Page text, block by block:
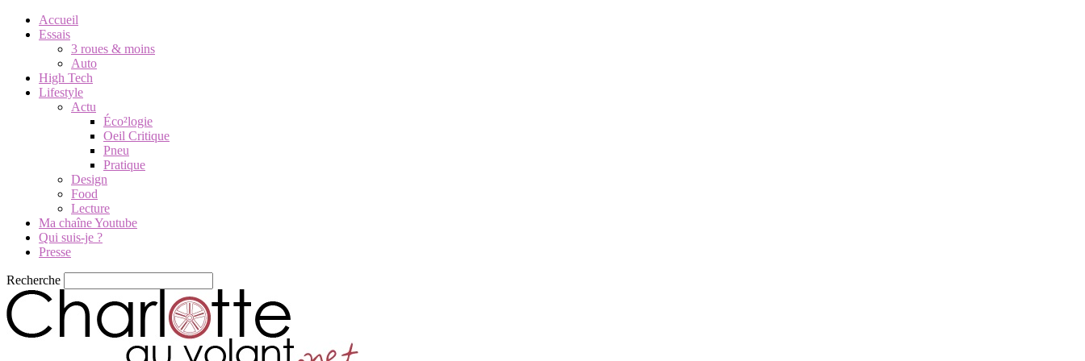
Accueil
Essais
3 roues & moins
Auto
High Tech
Lifestyle
Actu
Éco²logie
Oeil Critique
Pneu
Pratique
Design
Food
Lecture
Ma chaîne Youtube
Qui suis-je ?
Presse
Recherche